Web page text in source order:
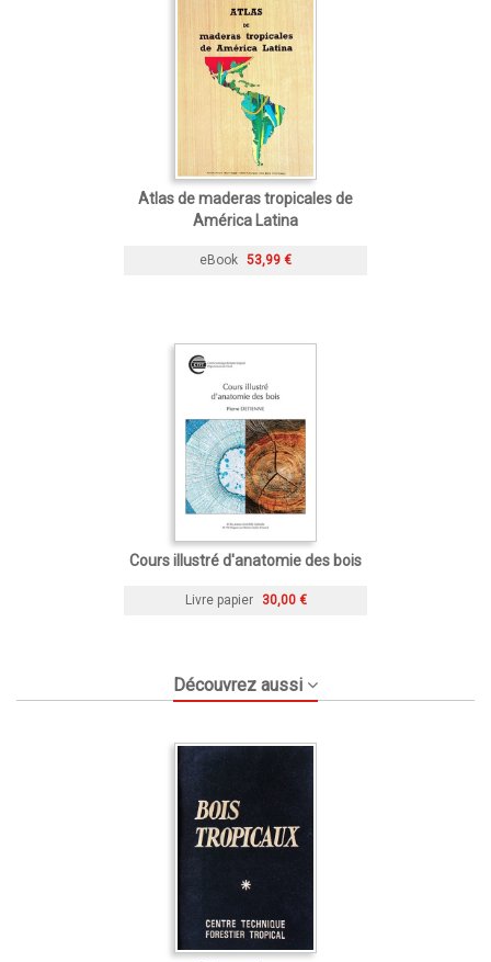
Atlas de maderas tropicales de
América Latina
eBook 53,99 €
Cours illustré d'anatomie des bois
Livre papier 30,00 €
Découvrez aussi